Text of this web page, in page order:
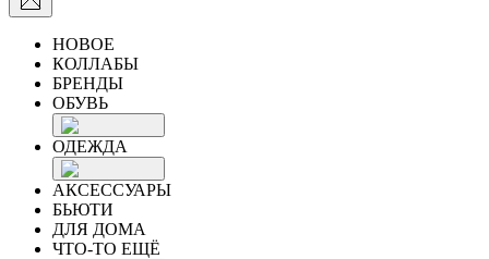
НОВОЕ
КОЛЛАБЫ
БРЕНДЫ
ОБУВЬ
ОДЕЖДА
АКСЕССУАРЫ
БЬЮТИ
ДЛЯ ДОМА
ЧТО-ТО ЕЩЁ